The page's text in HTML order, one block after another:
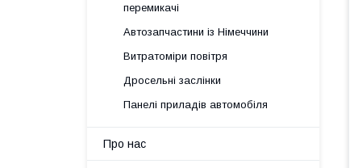
перемикачі
Автозапчастини із Німеччини
Витратоміри повітря
Дросельні заслінки
Панелі приладів автомобіля
Про нас